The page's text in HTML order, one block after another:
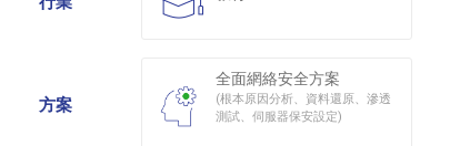
方案
全面網絡安全方案
(根本原因分析、資料還原、滲透
測試、伺服器保安設定)